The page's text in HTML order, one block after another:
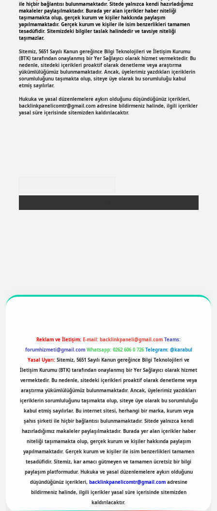
ile hiçbir bağlantısı bulunmamaktadır. Sitede yalnızca kendi hazırladığımız
makaleler paylaşılmaktadır. Burada yer alan içerikler haber niteliği
taşımamakta olup, gerçek kurum ve kişiler hakkında paylaşım
yapılmamaktadır. Gerçek kurum ve kişiler ile isim benzerlikleri tamamen
tesadüfidir. Sitemizdeki bilgiler taslak halindedir ve tavsiye niteliği
taşımazlar.
Sitemiz, 5651 Sayılı Kanun gereğince Bilgi Teknolojileri ve İletişim Kurumu
(BTK) tarafından onaylanmış bir Yer Sağlayıcı olarak hizmet vermektedir. Bu
nedenle, sitedeki içerikleri proaktif olarak denetleme veya araştırma
yükümlülüğümüz bulunmamaktadır. Ancak, üyelerimiz yazdıkları içeriklerin
sorumluluğunu taşımakta olup, siteye üye olarak bu sorumluluğu kabul
etmiş sayılırlar.
Hukuka ve yasal düzenlemelere aykırı olduğunu düşündüğünüz içerikleri,
backlinkpanelicomtr@gmail.comadresine bildirmeniz halinde, ilgili içerikler
yasal süre içerisinde sitemizden kaldırılacaktır.
Reklam ve İletişim: E-mail: backlinkpaneli@gmail.com Teams:
forumhizmeti@gmail.com Whatsapp: 0262 606 0 726 Telegram: @karabul
Yasal Uyarı: Sitemiz, 5651 Sayılı Kanun gereğince Bilgi Teknolojileri ve
İletişim Kurumu (BTK) tarafından onaylanmış bir Yer Sağlayıcı olarak hizmet
vermektedir. Bu nedenle, sitedeki içerikleri proaktif olarak denetleme veya
araştırma yükümlülüğümüz bulunmamaktadır. Ancak, üyelerimiz yazdıkları
içeriklerin sorumluluğunu taşımakta olup, siteye üye olarak bu sorumluluğu
kabul etmiş sayılırlar. Bu internet sitesi, herhangi bir marka, kurum veya
şahıs şirketi ile hiçbir bağlantısı bulunmamaktadır. Sitede yalnızca kendi
hazırladığımız makaleler paylaşılmaktadır. Burada yer alan içerikler haber
niteliği taşımamakta olup, gerçek kurum ve kişiler hakkında paylaşım
yapılmamaktadır. Gerçek kurum ve kişiler ile isim benzerlikleri tamamen
tesadüfidir. Sitemiz, kar amacı gütmeyen ve tamamen ücretsiz bir bilgi
paylaşım platformudur. Hukuka ve yasal düzenlemelere aykırı olduğunu
düşündüğünüz içerikleri, backlinkpanelicomtr@gmail.comadresine
bildirmeniz halinde, ilgili içerikler yasal süre içerisinde sitemizden
kaldırılacaktır.